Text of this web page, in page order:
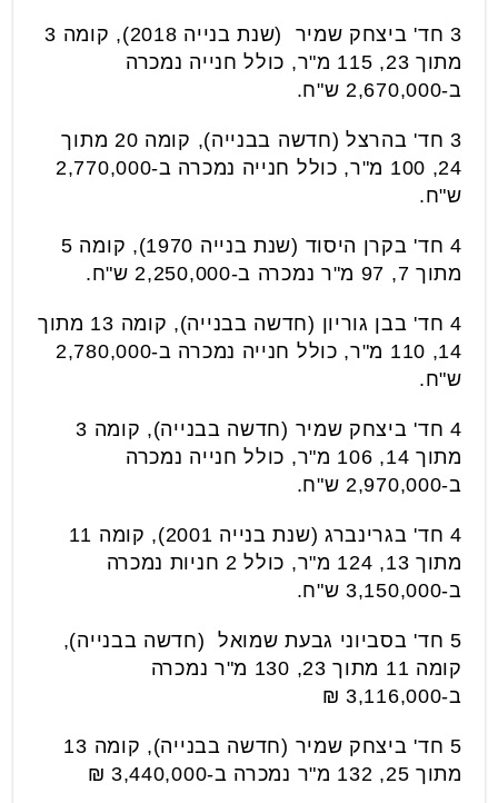
3 חד' ביצחק שמיר (שנת בנייה 2018), קומה 3
מתוך 23, 115 מ"ר, כולל חנייה נמכרה
ב-2,670,000 ש"ח.
3 חד' בהרצל (חדשה בבנייה), קומה 20 מתוך
24, 100 מ"ר, כולל חנייה נמכרה ב-2,770,000
ש"ח.
4 חד' בקרן היסוד (שנת בנייה 1970), קומה 5
מתוך 7, 97 מ"ר נמכרה ב-2,250,000 ש"ח.
4 חד' בבן גוריון (חדשה בבנייה), קומה 13 מתוך
14, 110 מ"ר, כולל חנייה נמכרה ב-2,780,000
ש"ח.
4 חד' ביצחק שמיר (חדשה בבנייה), קומה 3
מתוך 14, 106 מ"ר, כולל חנייה נמכרה
ב-2,970,000 ש"ח.
4 חד' בגרינברג (שנת בנייה 2001), קומה 11
מתוך 13, 124 מ"ר, כולל 2 חניות נמכרה
ב-3,150,000 ש"ח.
5 חד' בסביוני גבעת שמואל (חדשה בבנייה),
קומה 11 מתוך 23, 130 מ"ר נמכרה
ב-3,116,000 ₪
5 חד' ביצחק שמיר (חדשה בבנייה), קומה 13
מתוך 25, 132 מ"ר נמכרה ב-3,440,000 ₪